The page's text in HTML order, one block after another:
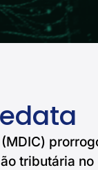
tributária